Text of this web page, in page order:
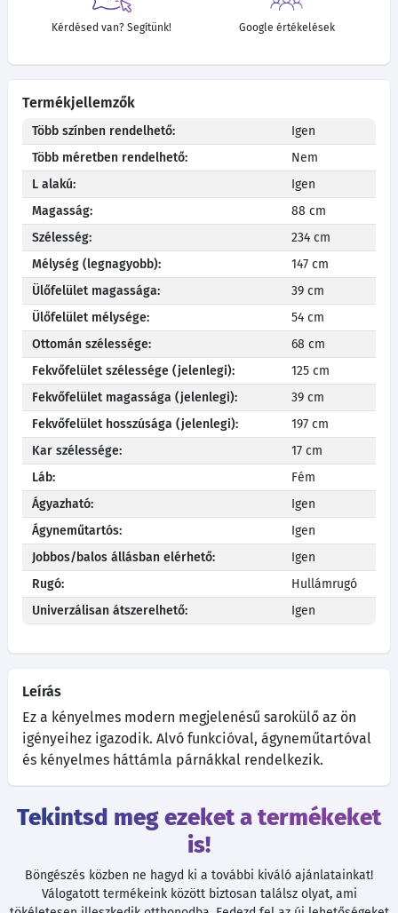
Kérdésed van? Segítünk! Google értékelések
Termékjellemzők
Több színben rendelhető:
Igen
Több méretben rendelhető:
Nem
L alakú:
Igen
Magasság:
88 cm
Szélesség:
234 cm
Mélység (legnagyobb):
147 cm
Ülőfelület magassága:
39 cm
Ülőfelület mélysége:
54 cm
Ottomán szélessége:
68 cm
Fekvőfelület szélessége (jelenlegi):
125 cm
Fekvőfelület magassága (jelenlegi):
39 cm
Fekvőfelület hosszúsága (jelenlegi):
197 cm
Kar szélessége:
17 cm
Láb:
Fém
Ágyazható:
Igen
Ágyneműtartós:
Igen
Jobbos/balos állásban elérhető:
Igen
Rugó:
Hullámrugó
Univerzálisan átszerelhető:
Igen
Leírás
Ez a kényelmes modern megjelenésű sarokülő az ön
igényeihez igazodik. Alvó funkcióval, ágyneműtartóval
és kényelmes háttámla párnákkal rendelkezik.
Tekintsd meg ezeket a termékeket
is!
Böngészés közben ne hagyd ki a további kiváló ajánlatainkat!
Válogatott termékeink között biztosan találsz olyat, ami